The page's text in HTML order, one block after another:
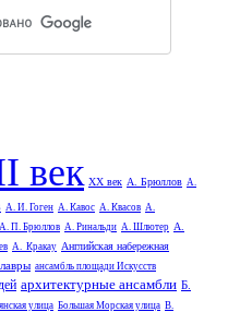
век XX век А. Брюллов А.
А. И. Гоген А. Кавос А. Квасов А.
А. П. Брюллов А. Ринальди А. Шлютер А.
А. Кракау Английская набережная
ансамбль площади Искусств
архитектурные ансамбли Б.
улица Большая Морская улица В.